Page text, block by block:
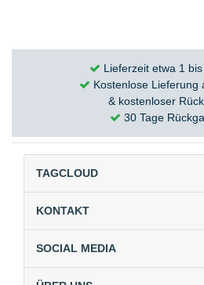
Lieferzeit etwa 1
Kostenlose Lieferung
& kostenloser
30 Tage
TAGCLOUD
KONTAKT
SOCIAL MEDIA